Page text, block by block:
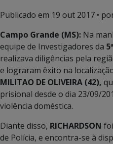
Publicado em 19 out 2017 •
Campo Grande (MS): Na
equipe de Investigadores da
realizava diligências pela
e lograram êxito na
MILITAO DE OLIVEIRA (42),
prisional desde o dia 23/09/
violência doméstica.
Diante disso, RICHARDSON
de Polícia, e encontra-se à